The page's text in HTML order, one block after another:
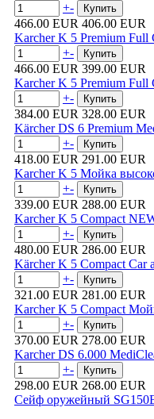
+-
466.00 EUR 406.00 EUR
Karcher K 5 Premium Full
+-
466.00 EUR 399.00 EUR
Karcher K 5 Premium Full
+-
384.00 EUR 328.00 EUR
Kärcher DS 6 Premium
+-
418.00 EUR 291.00 EUR
Karcher K 5 Мойка
+-
339.00 EUR 288.00 EUR
Karcher K 5 Compact
+-
480.00 EUR 286.00 EUR
Kärcher K 5 Compact Car
+-
321.00 EUR 281.00 EUR
Karcher K 5 Compact
+-
370.00 EUR 278.00 EUR
Karcher DS 6.000
+-
298.00 EUR 268.00 EUR
Сейф оружейный